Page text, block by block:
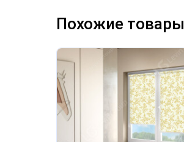
Похожие товары